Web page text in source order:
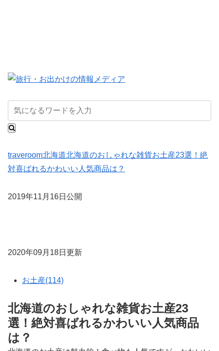
traveroom北海道北海道のおしゃれな雑貨お土産23選！絶
対喜ばれるかわいい人気商品は？
2019年11月16日公開
2020年09月18日更新
お土産(114)
北海道のおしゃれな雑貨お土産23
選！絶対喜ばれるかわいい人気商品
は？